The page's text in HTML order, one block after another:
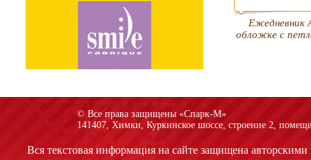
Ежедневник
обложке с
© Все права защищены «Спарк-M»
141407, Химки, Куркинское шоссе, строение 2,
Вся текстовая информация на сайте защищена